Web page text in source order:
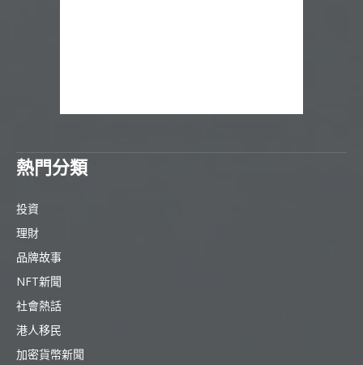
熱門分類
投資
理財
品牌故事
NFT新聞
社會熱話
港人移民
加密貨幣新聞